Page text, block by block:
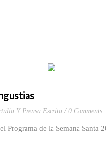
Y Prensa Escrita 0 Comments
Programa de la Semana Santa